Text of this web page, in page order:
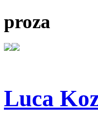
proza
Luca